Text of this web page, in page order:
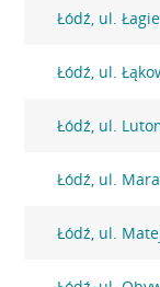
Łódź, ul.
Łódź, ul.
Łódź, ul.
Łódź, ul.
Łódź, ul.